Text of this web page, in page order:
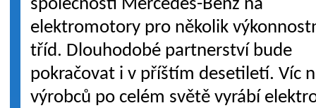
společnosti Mercedes-Benz na
elektromotory pro několik
tříd. Dlouhodobé partnerství bude
pokračovat i v příštím desetiletí. Víc
výrobců po celém světě vyrábí